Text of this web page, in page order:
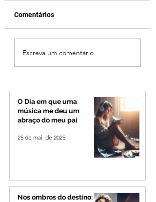
Criança de 2 anos
morre em capotamento
na Zona Rural de Ibiá
Comentários
Escreva um comentário
O Dia em que uma
música me deu um
abraço do meu pai
25 de mai. de 2025
Nos ombros do destino: